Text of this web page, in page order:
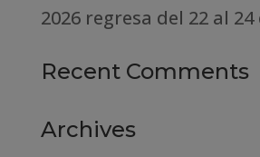
2026 regresa del 22 al
Recent Comments
Archives